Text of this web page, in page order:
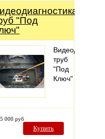
"Под
труб
"Под
Ключ"
000 руб
Купить